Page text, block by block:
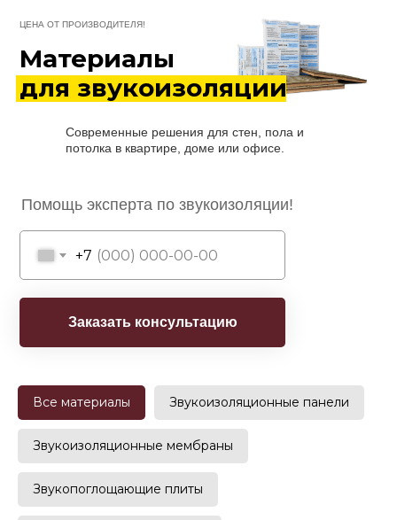
Материалы
для звукоизоляции
ЦЕНА ОТ ПРОИЗВОДИТЕЛЯ!
Современные решения для стен, пола и
потолка в квартире, доме или офисе.
Помощь эксперта по звукоизоляции!
+7
Заказать консультацию
Все материалы Звукоизоляционные панели
Звукоизоляционные мембраны
Звукопоглощающие плиты